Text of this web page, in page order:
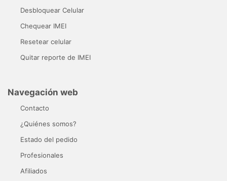
Desbloquear Celular
Chequear IMEI
Resetear celular
Quitar reporte de IMEI
Navegación web
Contacto
¿Quiénes somos?
Estado del pedido
Profesionales
Afiliados